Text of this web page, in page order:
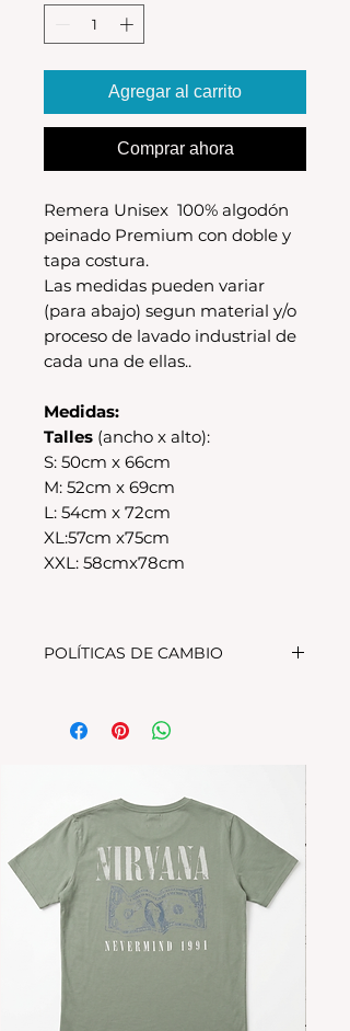
Agregar al carrito
Comprar ahora
Remera Unisex 100% algodón
peinado Premium con doble y
tapa costura.
Las medidas pueden variar
(para abajo) segun material y/o
proceso de lavado industrial de
cada una de ellas..
Medidas:
Talles (ancho x alto):
S: 50cm x 66cm
M: 52cm x 69cm
L: 54cm x 72cm
XL:57cm x75cm
XXL: 58cmx78cm
POLÍTICAS DE CAMBIO
cambio, el producto debe
encontrarse sin uso y en su
disponible en stock en el
local.Tener en cuenta que se
estampa a pedido, el stock de la
tienda online para compras
nuevas NO es el mismo que el del
local
Los productos personalizados NO
rebajas tanto de la tienda online